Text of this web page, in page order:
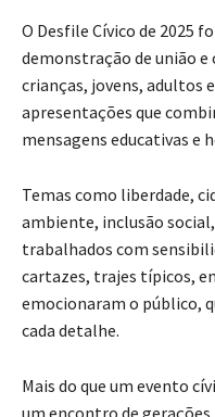
O Desfile Cívico de 2025
demonstração de união e
crianças, jovens, adultos
apresentações que
mensagens educativas e
Temas como liberdade,
ambiente, inclusão
trabalhados com
cartazes, trajes típicos,
emocionaram o público,
cada detalhe.
Mais do que um evento
um encontro de